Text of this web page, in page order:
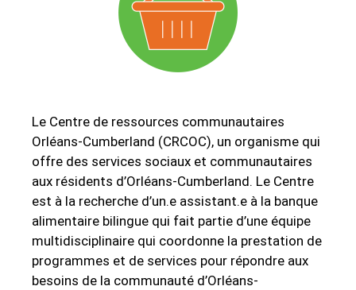
Le Centre de ressources communautaires
Orléans-Cumberland (CRCOC), un organisme qui
offre des services sociaux et communautaires
aux résidents d’Orléans-Cumberland. Le Centre
est à la recherche d’un.e assistant.e à la banque
alimentaire bilingue qui fait partie d’une équipe
multidisciplinaire qui coordonne la prestation de
programmes et de services pour répondre aux
besoins de la communauté d’Orléans-